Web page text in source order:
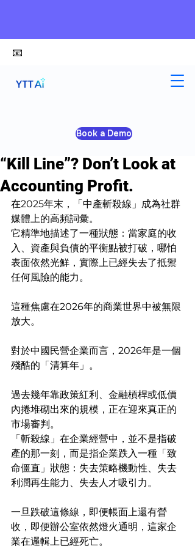
Book a Demo
📧
Are You Hovering Near the
“Kill Line”? Don’t Look at
Accounting Profit.
4 min read
在2025年末，「中產斬殺線」成為社群
媒體上的高頻詞彙。
它精準地描述了一種狀態：當家庭的收
入、資產與負債的平衡點被打破，哪怕
表面依然光鮮，實際上已經失去了抵禦
任何風險的能力。
這種焦慮在2026年的商業世界中被無限
放大。
對於中國民營企業而言，2026年是一個
殘酷的「清算年」。
過去幾年靠政策紅利、金融槓桿或低價
內捲堆砌出來的規模，正在迎來真正的
市場審判。
「斬殺線」在企業經營中，並不是指破
產的那一刻，而是指企業跌入一種「致
命僵直」狀態：失去策略機動性、失去
利潤再生能力、失去人才吸引力。
一旦跌破這條線，即便帳面上還有營
收，即便辦公室依然燈火通明，這家企
業在邏輯上已經死亡。